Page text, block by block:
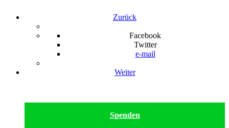
Zurück
Facebook
Twitter
e-mail
Weiter
Spenden